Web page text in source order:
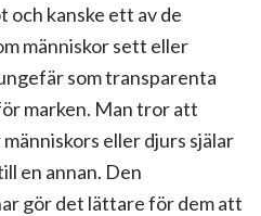
och kanske ett av de
människor sett eller
som transparenta
marken. Man tror att
eller djurs själar
en annan. Den
gör det lättare för dem att